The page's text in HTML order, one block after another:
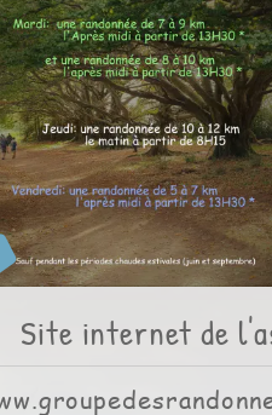
Site internet de